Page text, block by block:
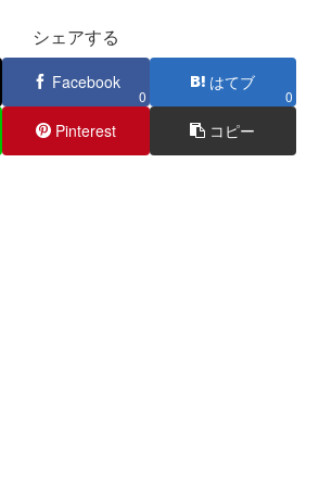
シェアする
Facebook
0
はてブ
0
Pinterest コピー